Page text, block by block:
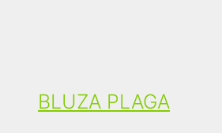
BLUZA PLAGA